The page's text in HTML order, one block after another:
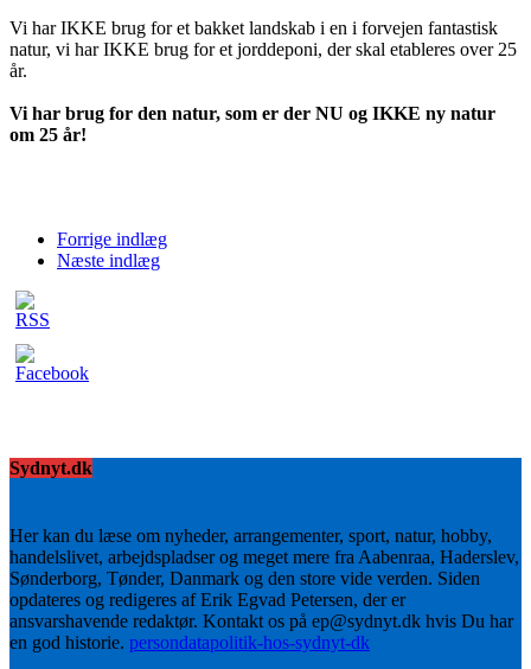
Vi har IKKE brug for et bakket landskab i en i forvejen fantastisk
natur, vi har IKKE brug for et jorddeponi, der skal etableres over 25
år.
Vi har brug for den natur, som er der NU og IKKE ny natur
om 25 år!
Forrige indlæg
Næste indlæg
Sydnyt.dk
Her kan du læse om nyheder, arrangementer, sport, natur, hobby,
handelslivet, arbejdspladser og meget mere fra Aabenraa, Haderslev,
Sønderborg, Tønder, Danmark og den store vide verden. Siden
opdateres og redigeres af Erik Egvad Petersen, der er
ansvarshavende redaktør. Kontakt os på ep@sydnyt.dk hvis Du har
en god historie. persondatapolitik-hos-sydnyt-dk